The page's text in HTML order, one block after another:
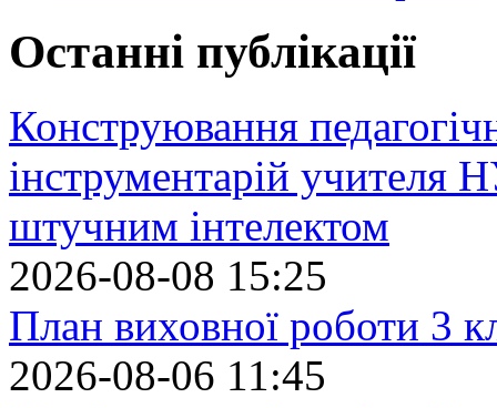
Останні публікації
Конструювання
інструментарій учителя
штучним інтелектом
2026-08-08 15:25
План виховної роботи 3
2026-08-06 11:45